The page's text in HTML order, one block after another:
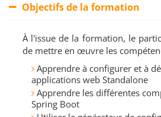
Objectifs de la formation
À l'issue de la formation, le
de mettre en œuvre les
Apprendre à configurer et à
applications web Standalone
Apprendre les différentes
Spring Boot